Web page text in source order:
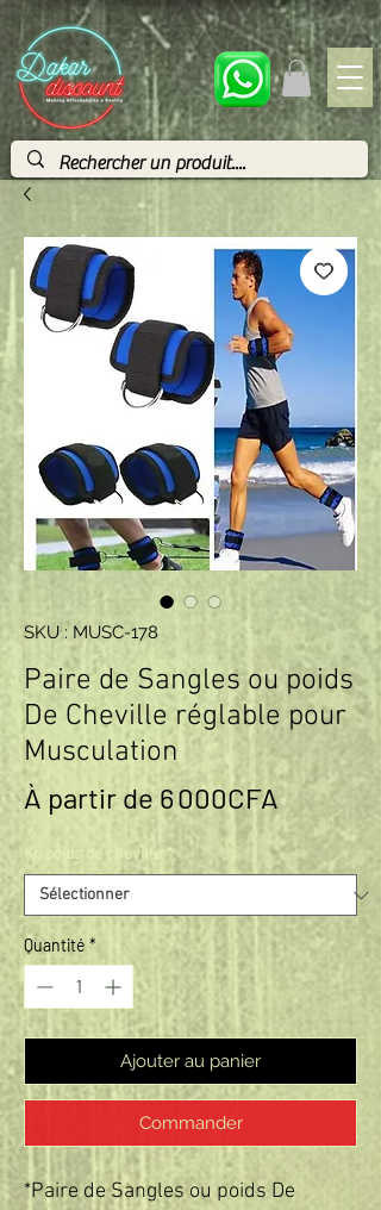
SKU : MUSC-178
Paire de Sangles ou poids
De Cheville réglable pour
Musculation
À partir de6 000CFAPrix
Kg poids de cheville *
Quantité *
Ajouter au panier
Commander
*Paire de Sangles ou poids De